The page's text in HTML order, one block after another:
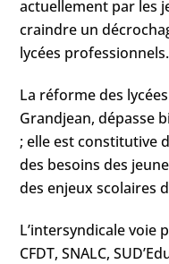
actuellement par les
craindre un
lycées professionnels.
La réforme des
Grandjean, dépasse
; elle est constitutive
des besoins des
des enjeux scolaires
L’intersyndicale voie
CFDT, SNALC,